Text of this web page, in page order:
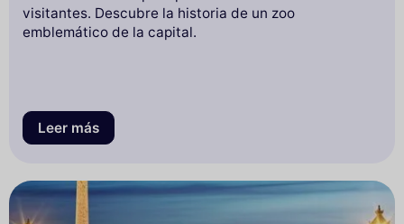
visitantes. Descubre la historia de un zoo
emblemático de la capital.
Leer más